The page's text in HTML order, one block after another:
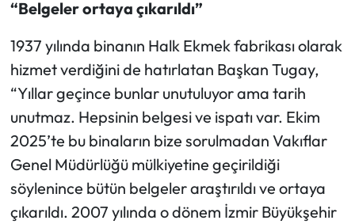
“Belgeler ortaya çıkarıldı”
1937 yılında binanın Halk Ekmek fabrikası olarak
hizmet verdiğini de hatırlatan Başkan Tugay,
“Yıllar geçince bunlar unutuluyor ama tarih
unutmaz. Hepsinin belgesi ve ispatı var. Ekim
2025’te bu binaların bize sorulmadan Vakıflar
Genel Müdürlüğü mülkiyetine geçirildiği
söylenince bütün belgeler araştırıldı ve ortaya
çıkarıldı. 2007 yılında o dönem İzmir Büyükşehir